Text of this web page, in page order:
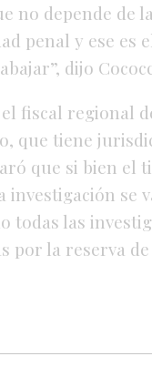
no depende de la
penal y ese es
dijo
fiscal regional
que tiene
que si bien el
investigación se
todas las
por la reserva de